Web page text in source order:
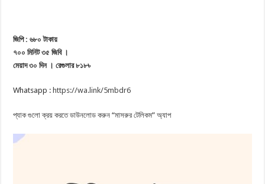
জিপি : ৬৮০ টাকায়
৭০০ মিনিট ৩৫ জিবি ।
মেয়াদ ৩০ দিন । রেগুলার ৮১৮৳
Whatsapp : https://wa.link/5mbdr6
প্যাক গুলো ক্রয় করতে ডাউনলোড করুন “মাসরুর টেলিকম” অ্যাপ